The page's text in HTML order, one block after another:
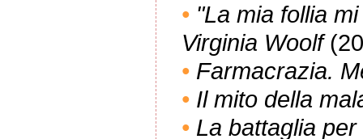
• "La mia follia
Virginia Woolf
• Farmacrazia.
• Il mito della
• La battaglia